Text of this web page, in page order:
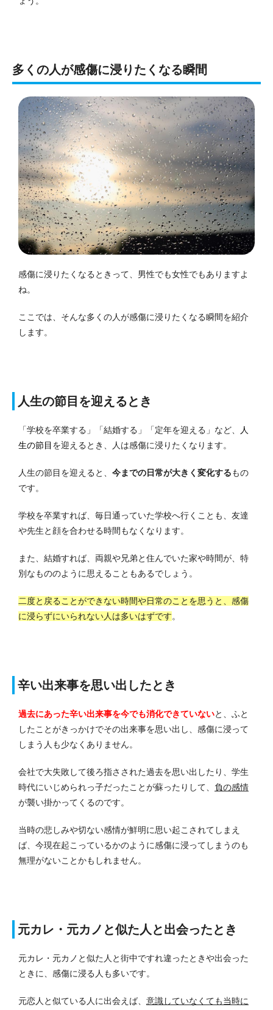
多くの人が感傷に浸りたくなる瞬間
感傷に浸りたくなるときって、男性でも女性でもありますよ
ね。
ここでは、そんな多くの人が感傷に浸りたくなる瞬間を紹介
します。
人生の節目を迎えるとき
「学校を卒業する」「結婚する」「定年を迎える」など、
人
生の節目を迎えるとき、人は感傷に浸りたくなります。
人生の節目を迎えると、 今までの日常が大きく変化するもの
です。
学校を卒業すれば、毎日通っていた学校へ行くことも、友達
や先生と顔を合わせる時間もなくなります。
また、結婚すれば、両親や兄弟と住んでいた家や時間が、特
別なもののように思えることもあるでしょう。
二度と戻ることができない時間や日常のことを思うと、感傷
に浸らずにいられない人は多いはずです。
辛い出来事を思い出したとき
過去にあった辛い出来事を今でも消化できていないと、ふと
したことがきっかけでその出来事を思い出し、感傷に浸って
しまう人も少なくありません。
会社で大失敗して後ろ指さされた過去を思い出したり、学生
時代にいじめられっ子だったことが蘇ったりして、 負の感情
が襲い掛かってくるのです。
当時の悲しみや切ない感情が鮮明に思い起こされてしまえ
ば、今現在起こっているかのように感傷に浸ってしまうのも
無理がないことかもしれません。
元カレ・元カノと似た人と出会ったとき
元カレ・元カノと似た人と街中ですれ違ったときや出会った
ときに、感傷に浸る人も多いです。
元恋人と似ている人に出会えば、 意識していなくても当時に